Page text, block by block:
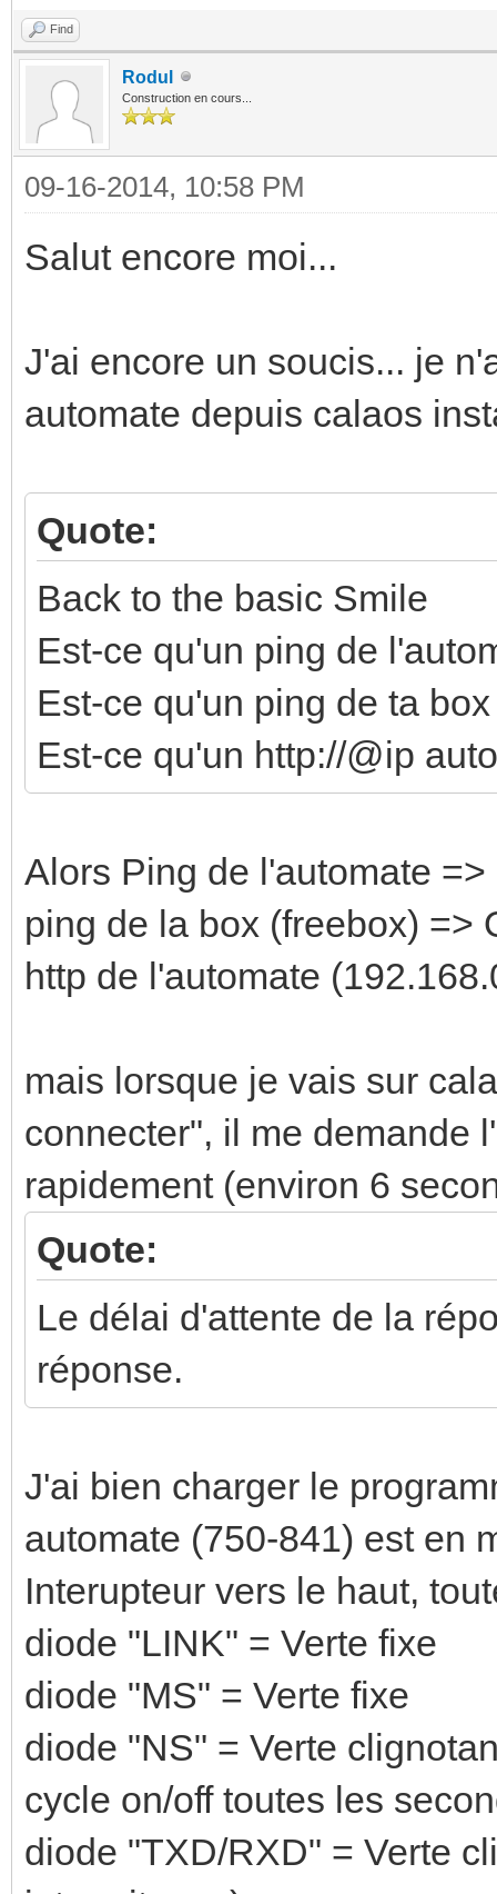
Find
Rodul
Construction en cours...
09-16-2014, 10:58 PM
Salut encore moi...
J'ai encore un soucis... je
automate depuis calaos
Quote:
Back to the basic Smile
Est-ce qu'un ping de
Est-ce qu'un ping de ta
Est-ce qu'un http://@ip
Alors Ping de l'automate =>
ping de la box (freebox) =>
http de l'automate
mais lorsque je vais sur
connecter", il me demande
rapidement (environ 6
Quote:
Le délai d'attente de la
réponse.
J'ai bien charger le
automate (750-841) est en
Interupteur vers le haut,
diode "LINK" = Verte fixe
diode "MS" = Verte fixe
diode "NS" = Verte
cycle on/off toutes les
diode "TXD/RXD" = Verte